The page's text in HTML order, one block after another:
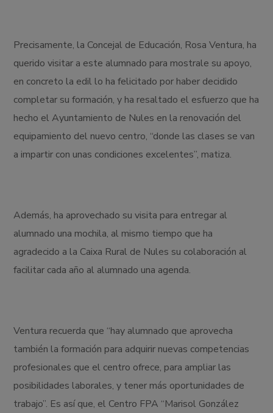
Precisamente, la Concejal de Educación, Rosa Ventura, ha
querido visitar a este alumnado para mostrale su apoyo,
en concreto la edil lo ha felicitado por haber decidido
completar su formación, y ha resaltado el esfuerzo que ha
hecho el Ayuntamiento de Nules en la renovación del
equipamiento del nuevo centro, “donde las clases se van
a impartir con unas condiciones excelentes”, matiza.
Además, ha aprovechado su visita para entregar al
alumnado una mochila, al mismo tiempo que ha
agradecido a la Caixa Rural de Nules su colaboración al
facilitar cada año al alumnado una agenda.
Ventura recuerda que “hay alumnado que aprovecha
también la formación para adquirir nuevas competencias
profesionales que el centro ofrece, para ampliar las
posibilidades laborales, y tener más oportunidades de
trabajo”. Es así que, el Centro FPA “Marisol González